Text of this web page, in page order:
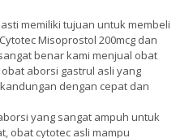
memiliki tujuan untuk membeli
Misoprostol 200mcg dan
benar kami menjual obat
aborsi gastrul asli yang
dengan cepat dan
yang sangat ampuh untuk
obat cytotec asli mampu